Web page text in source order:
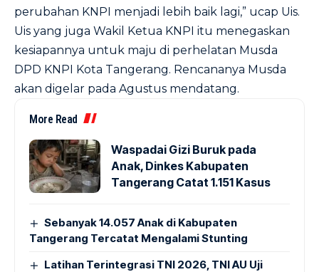
perubahan KNPI menjadi lebih baik lagi,” ucap Uis.
Uis yang juga Wakil Ketua KNPI itu menegaskan
kesiapannya untuk maju di perhelatan Musda
DPD KNPI Kota Tangerang. Rencananya Musda
akan digelar pada Agustus mendatang.
More Read
Waspadai Gizi Buruk pada
Anak, Dinkes Kabupaten
Tangerang Catat 1.151 Kasus
Sebanyak 14.057 Anak di Kabupaten
Tangerang Tercatat Mengalami Stunting
Latihan Terintegrasi TNI 2026, TNI AU Uji